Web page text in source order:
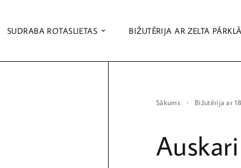
SUDRABA ROTASLIETAS BIŽUTĒRIJA AR ZELTA
Sākums Bižutērija ar
Auskari